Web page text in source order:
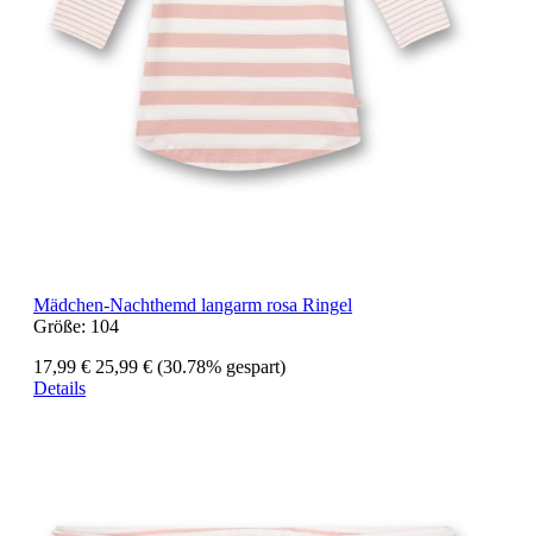
Mädchen-Nachthemd langarm rosa Ringel
Größe: 104
17,99 € 25,99 € (30.78% gespart)
Details